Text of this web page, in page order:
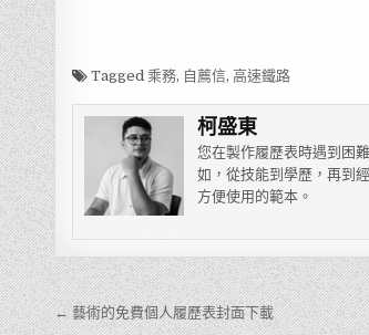
Tagged 乘務, 自薦信,高速鐵路
柯盛東
您在製作履歷表時遇到困
如，從技能到學歷，再到
方便使用的範本。
← 藝術的免費個人履歷表封面下載